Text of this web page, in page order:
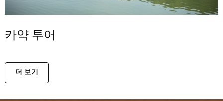
카약 투어
더 보기